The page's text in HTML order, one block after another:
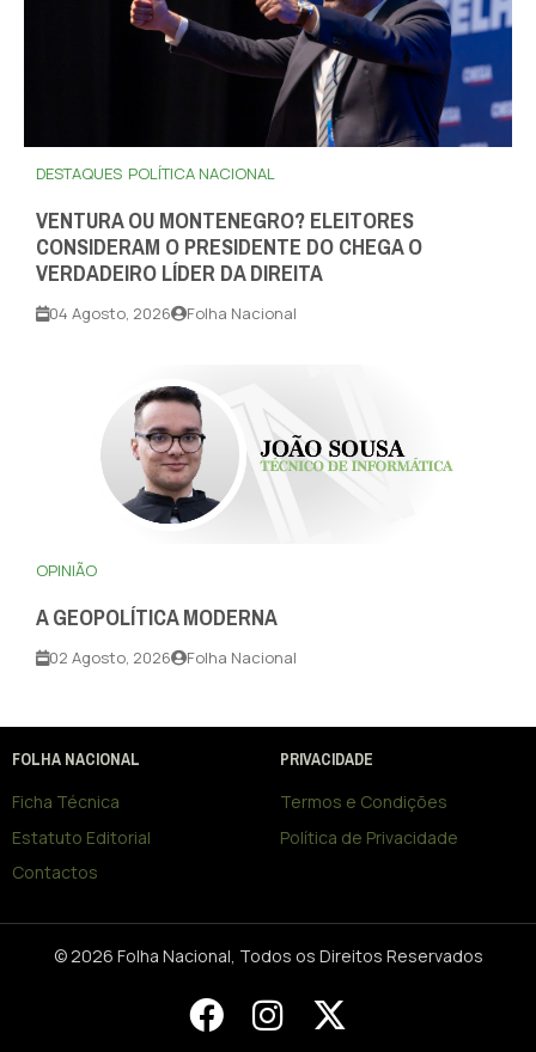
DESTAQUES POLÍTICA NACIONAL
VENTURA OU MONTENEGRO? ELEITORES
CONSIDERAM O PRESIDENTE DO CHEGA O
VERDADEIRO LÍDER DA DIREITA
04 Agosto, 2026 Folha Nacional
OPINIÃO
A GEOPOLÍTICA MODERNA
02 Agosto, 2026 Folha Nacional
FOLHA NACIONAL
Ficha Técnica
Estatuto Editorial
Contactos
PRIVACIDADE
Termos e Condições
Política de Privacidade
© 2026 Folha Nacional, Todos os Direitos Reservados